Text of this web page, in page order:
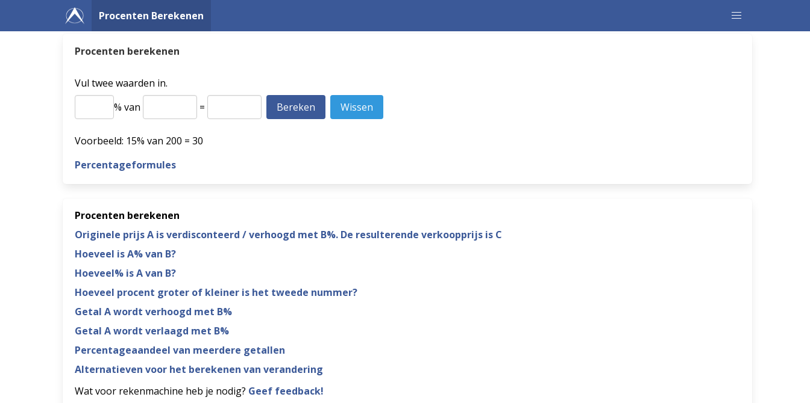
Procenten Berekenen
Procenten berekenen
Vul twee waarden in.
% van
=
Voorbeeld: 15% van 200 = 30
Percentageformules
Procenten berekenen
Originele prijs A is verdisconteerd / verhoogd met B%. De resulterende verkoopprijs is C
Hoeveel is A% van B?
Hoeveel% is A van B?
Hoeveel procent groter of kleiner is het tweede nummer?
Getal A wordt verhoogd met B%
Getal A wordt verlaagd met B%
Percentageaandeel van meerdere getallen
Alternatieven voor het berekenen van verandering
Wat voor rekenmachine heb je nodig? Geef feedback!